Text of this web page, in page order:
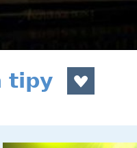
tipy